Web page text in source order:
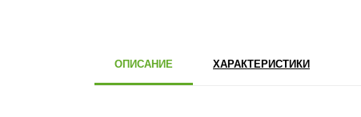
ОПИСАНИЕ ХАРАКТЕРИСТИКИ